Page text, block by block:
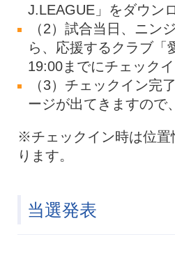
J.LEAGUE」をダウン
（2）試合当日、ニン
ら、応援するクラブ「
19:00までにチェックイ
（3）チェックイン完
ージが出てきますので
※チェックイン時は位置
ります。
当選発表